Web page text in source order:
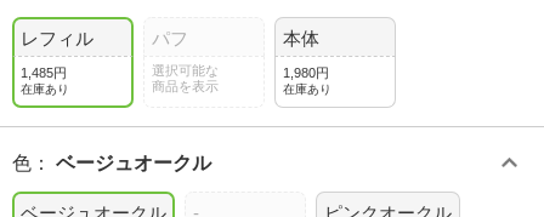
レフィル
1,485円
在庫あり
パフ
選択可能な
商品を表示
本体
1,980円
在庫あり
色 ： ベージュオークル
ベージュオークル - ピンクオークル